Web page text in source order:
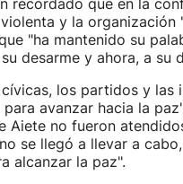
recordado que en la
y la organización
"ha mantenido su
desarme y ahora, a su
los partidos y las
avanzar hacia la
Aiete no fueron
se llegó a llevar a
alcanzar la paz".